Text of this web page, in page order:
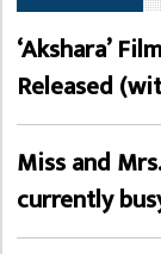
‘Akshara’
Released
Miss and
currently